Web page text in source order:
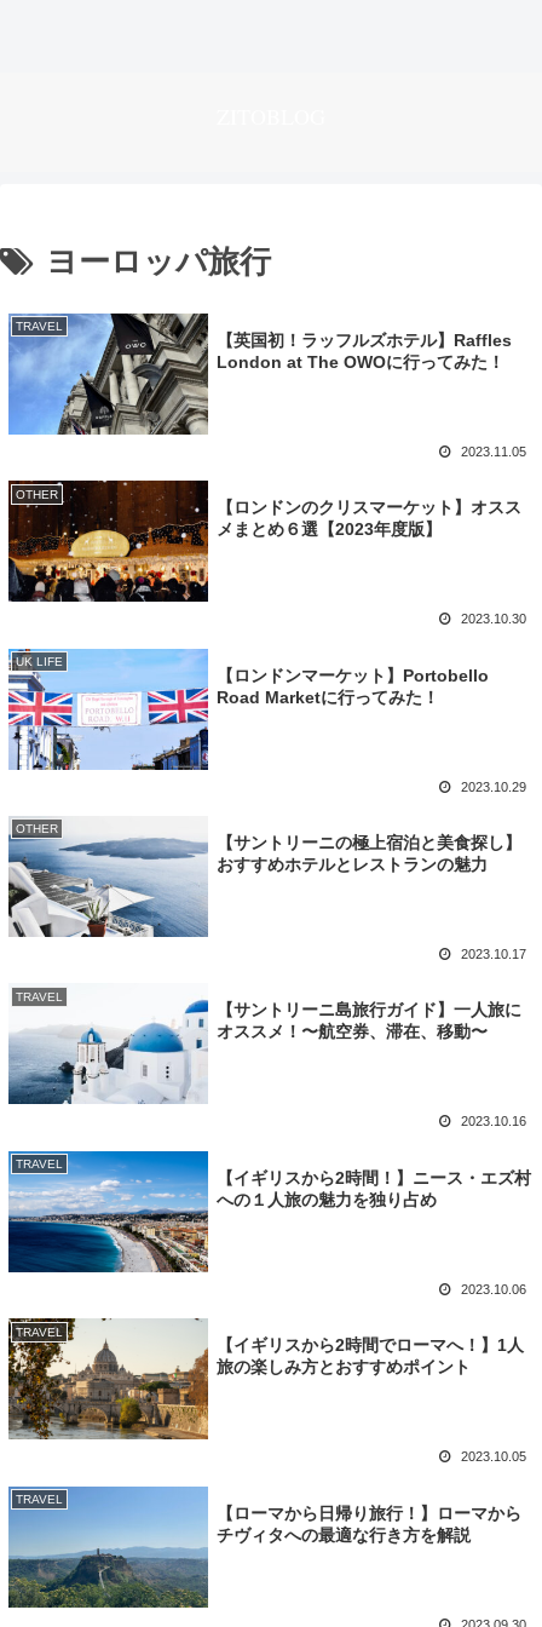
ヨーロッパ旅行
TRAVEL
【英国初！ラッフルズホテル】Raffles
London at The OWOに行ってみた！
2023.11.05
OTHER
【ロンドンのクリスマーケット】オスス
メまとめ６選【2023年度版】
2023.10.30
UK LIFE
【ロンドンマーケット】Portobello
Road Marketに行ってみた！
2023.10.29
OTHER
【サントリーニの極上宿泊と美食探し】
おすすめホテルとレストランの魅力
2023.10.17
TRAVEL
【サントリーニ島旅行ガイド】一人旅に
オススメ！〜航空券、滞在、移動〜
2023.10.16
TRAVEL
【イギリスから2時間！】ニース・エズ村
への１人旅の魅力を独り占め
2023.10.06
TRAVEL
【イギリスから2時間でローマへ！】1人
旅の楽しみ方とおすすめポイント
2023.10.05
TRAVEL
【ローマから日帰り旅行！】ローマから
チヴィタへの最適な行き方を解説​